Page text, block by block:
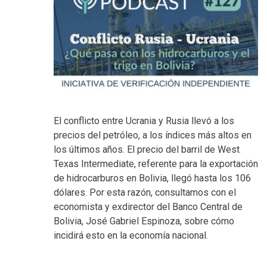
El conflicto entre Ucrania y Rusia llevó a los
precios del petróleo, a los índices más altos en
los últimos años. El precio del barril de West
Texas Intermediate, referente para la exportación
de hidrocarburos en Bolivia, llegó hasta los 106
dólares. Por esta razón, consultamos con el
economista y exdirector del Banco Central de
Bolivia, José Gabriel Espinoza, sobre cómo
incidirá esto en la economía nacional.